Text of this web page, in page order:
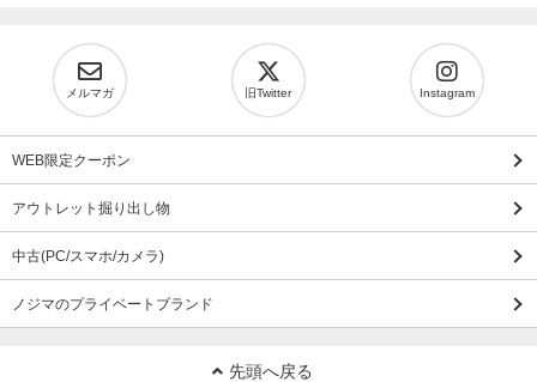
メルマガ 旧Twitter Instagram
WEB限定クーポン
アウトレット掘り出し物
中古(PC/スマホ/カメラ)
ノジマのプライベートブランド
先頭へ戻る